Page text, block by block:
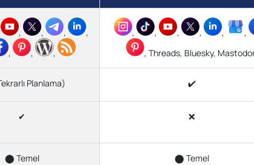
, , ,
,
, , ,
, , , , , ,
, Threads, Bluesky,
Planlama) ✔️
✔ ❌
⬤ Temel ⬤ Temel